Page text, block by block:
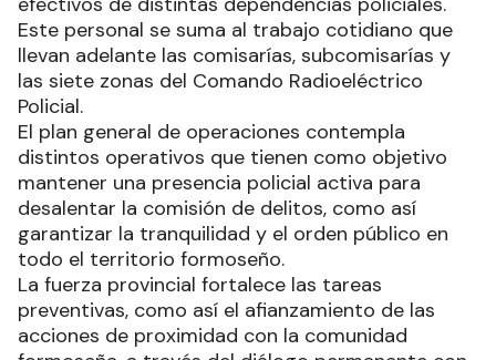
Este personal se suma al trabajo cotidiano que
llevan adelante las comisarías, subcomisarías y
las siete zonas del Comando Radioeléctrico
Policial.
El plan general de operaciones contempla
distintos operativos que tienen como objetivo
mantener una presencia policial activa para
desalentar la comisión de delitos, como así
garantizar la tranquilidad y el orden público en
todo el territorio formoseño.
La fuerza provincial fortalece las tareas
preventivas, como así el afianzamiento de las
acciones de proximidad con la comunidad